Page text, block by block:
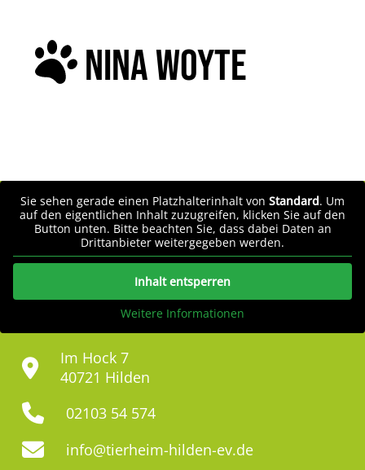
NINA WOYTE
Sie sehen gerade einen Platzhalterinhalt von Standard. Um
auf den eigentlichen Inhalt zuzugreifen, klicken Sie auf den
Button unten. Bitte beachten Sie, dass dabei Daten an
Drittanbieter weitergegeben werden.
Inhalt entsperren
Weitere Informationen
Im Hock 7
40721 Hilden
02103 54 574
info@tierheim-hilden-ev.de